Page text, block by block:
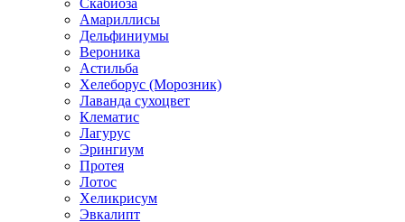
Амариллисы
Дельфиниумы
Вероника
Астильба
Хелеборус (Морозник)
Лаванда сухоцвет
Клематис
Лагурус
Эрингиум
Протея
Лотос
Хеликрисум
Эвкалипт